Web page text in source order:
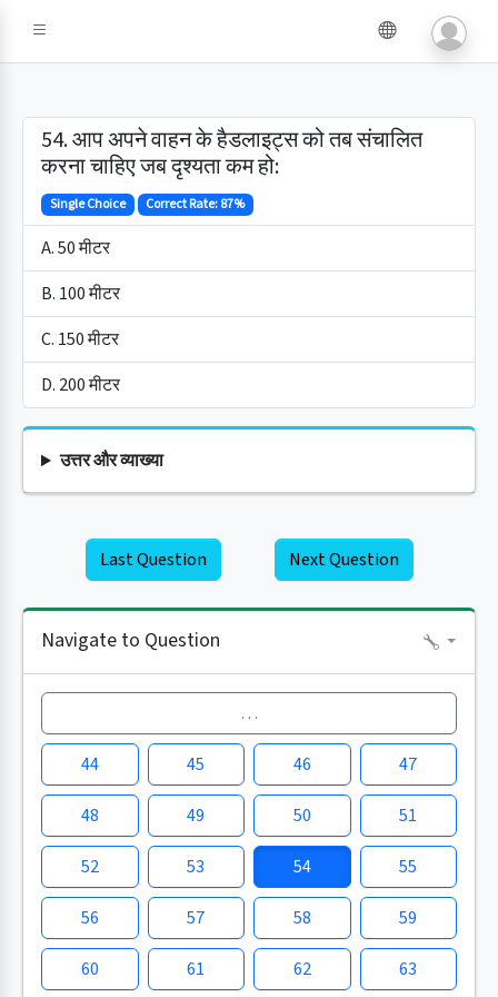
54. आप अपने वाहन के हैडलाइट्स को तब संचालित
करना चाहिए जब दृश्यता कम हो:
Single Choice Correct Rate: 87%
A. 50 मीटर
B. 100 मीटर
C. 150 मीटर
D. 200 मीटर
उत्तर और व्याख्या
Last Question Next Question
Navigate to Question
…
44 45 46 47
48 49 50 51
52 53 54 55
56 57 58 59
60 61 62 63